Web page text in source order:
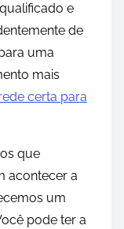
e
de
uma
mais
certa para
que
acontecer a
um
pode ter a